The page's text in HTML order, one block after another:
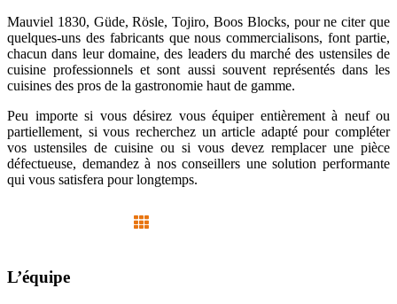
Mauviel 1830, Güde, Rösle, Tojiro, Boos Blocks, pour ne citer que
quelques-uns des fabricants que nous commercialisons, font partie,
chacun dans leur domaine, des leaders du marché des ustensiles de
cuisine professionnels et sont aussi souvent représentés dans les
cuisines des pros de la gastronomie haut de gamme.
Peu importe si vous désirez vous équiper entièrement à neuf ou
partiellement, si vous recherchez un article adapté pour compléter
vos ustensiles de cuisine ou si vous devez remplacer une pièce
défectueuse, demandez à nos conseillers une solution performante
qui vous satisfera pour longtemps.
L’équipe